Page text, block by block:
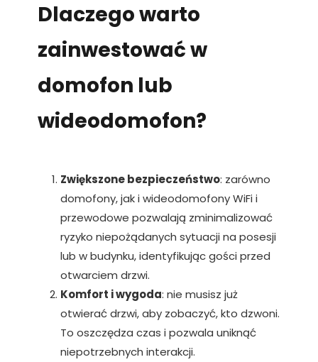
Dlaczego warto
zainwestować w
domofon lub
wideodomofon?
Zwiększone bezpieczeństwo: zarówno
domofony, jak i wideodomofony WiFi i
przewodowe pozwalają zminimalizować
ryzyko niepożądanych sytuacji na posesji
lub w budynku, identyfikując gości przed
otwarciem drzwi.
Komfort i wygoda: nie musisz już
otwierać drzwi, aby zobaczyć, kto dzwoni.
To oszczędza czas i pozwala uniknąć
niepotrzebnych interakcji.